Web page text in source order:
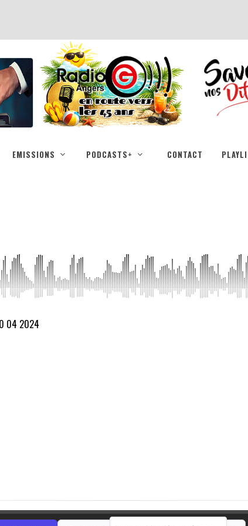
EMISSIONS PODCASTS+ CONTACT
04 2024